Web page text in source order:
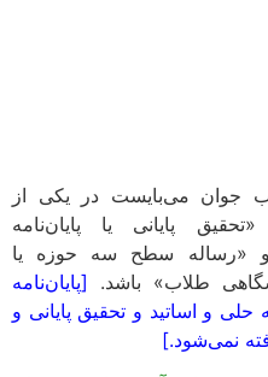
جوان می‌بایست در یکی از
پایانی یا پایان‌نامه
«رساله سطح سه حوزه یا
طلاب» باشد.
[پایان‌نامه
حلی و اساتید و تحقیق پایانی و
نمی‌شود.]